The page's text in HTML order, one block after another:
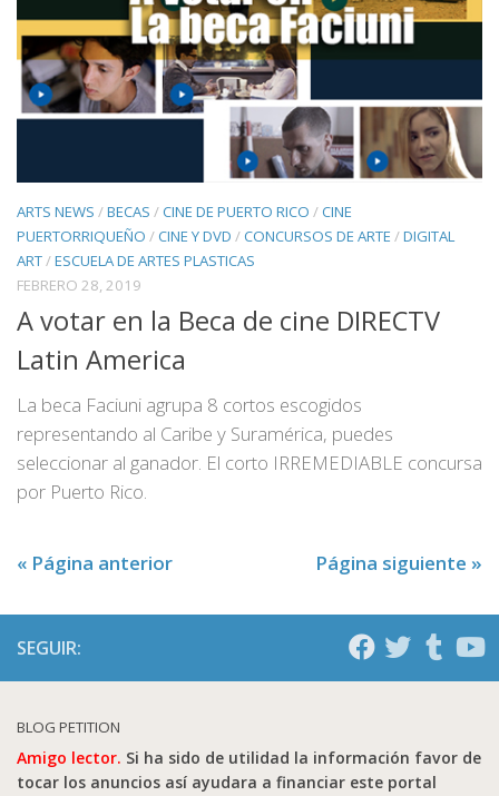
ARTS NEWS /BECAS /CINE DE PUERTO RICO /CINE
PUERTORRIQUEÑO /CINE Y DVD /CONCURSOS DE ARTE /DIGITAL
ART/ESCUELA DE ARTES PLASTICAS
FEBRERO 28, 2019
A votar en la Beca de cine DIRECTV
Latin America
La beca Faciuni agrupa 8 cortos escogidos
representando al Caribe y Suramérica, puedes
seleccionar al ganador. El corto IRREMEDIABLE concursa
por Puerto Rico.
« Página anterior Página siguiente »
SEGUIR:
BLOG PETITION
Amigo lector. Si ha sido de utilidad la información favor de
tocar los anuncios así ayudara a financiar este portal